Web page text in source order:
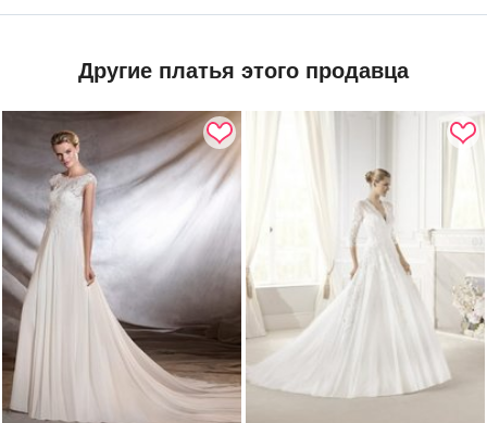
Другие платья этого продавца